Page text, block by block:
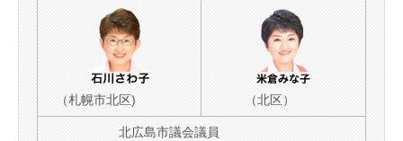
（札幌市北区) （北区）
北広島市議会議員